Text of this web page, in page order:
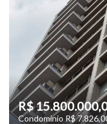
R$
Condomínio R$